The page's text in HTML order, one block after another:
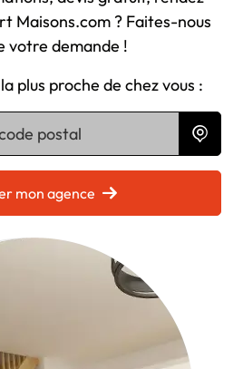
Maisons.com ? Faites-nous
votre demande !
plus proche de chez vous :
Chargement...
mon agence